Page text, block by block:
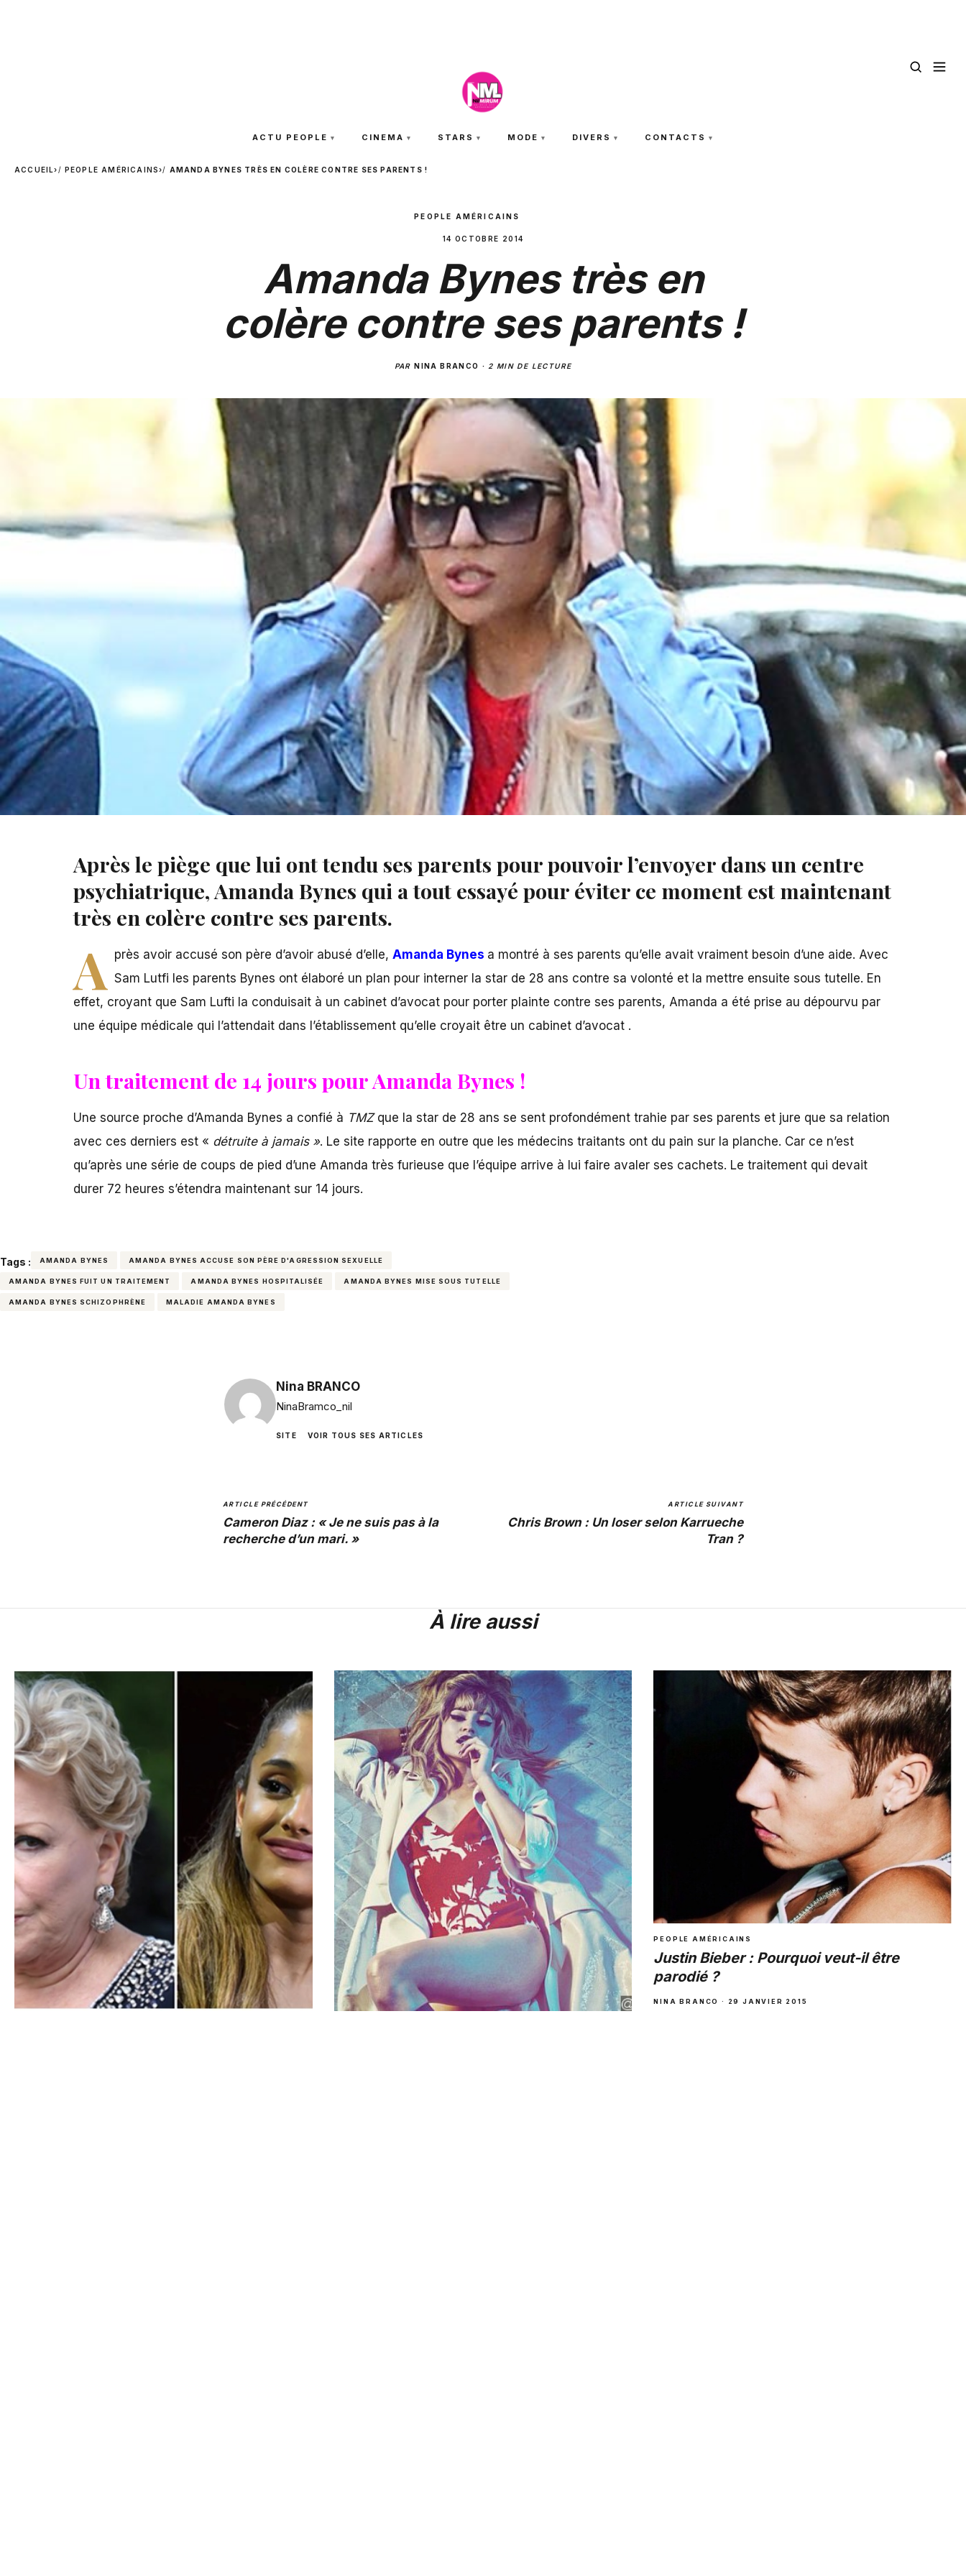
ACTU PEOPLE CINEMA STARS MODE DIVERS CONTACTS
ACCUEIL› PEOPLE AMÉRICAINS› AMANDA BYNES TRÈS EN COLÈRE CONTRE SES PARENTS !
PEOPLE AMÉRICAINS
14 OCTOBRE 2014
Amanda Bynes très en
colère contre ses parents !
PARNINA BRANCO · 2 MIN DE LECTURE
Après le piège que lui ont tendu ses parents pour pouvoir l’envoyer dans un centre
psychiatrique, Amanda Bynes qui a tout essayé pour éviter ce moment est maintenant
très en colère contre ses parents.
A près avoir accusé son père d’avoir abusé d’elle, Amanda Bynes a montré à ses parents qu’elle avait vraiment besoin d’une aide. Avec
Sam Lutfi les parents Bynes ont élaboré un plan pour interner la star de 28 ans contre sa volonté et la mettre ensuite sous tutelle. En
effet, croyant que Sam Lufti la conduisait à un cabinet d’avocat pour porter plainte contre ses parents, Amanda a été prise au dépourvu par
une équipe médicale qui l’attendait dans l’établissement qu’elle croyait être un cabinet d’avocat .
Un traitement de 14 jours pour Amanda Bynes !
Une source proche d’Amanda Bynes a confié à TMZque la star de 28 ans se sent profondément trahie par ses parents et jure que sa relation
avec ces derniers est « détruite à jamais ». Le site rapporte en outre que les médecins traitants ont du pain sur la planche. Car ce n’est
qu’après une série de coups de pied d’une Amanda très furieuse que l’équipe arrive à lui faire avaler ses cachets. Le traitement qui devait
durer 72 heures s’étendra maintenant sur 14 jours.
Tags : AMANDA BYNES AMANDA BYNES ACCUSE SON PÈRE D'AGRESSION SEXUELLE
AMANDA BYNES FUIT UN TRAITEMENT AMANDA BYNES HOSPITALISÉE AMANDA BYNES MISE SOUS TUTELLE
AMANDA BYNES SCHIZOPHRÈNE MALADIE AMANDA BYNES
Nina BRANCO
NinaBramco_nil
SITE VOIR TOUS SES ARTICLES
ARTICLE PRÉCÉDENT
Cameron Diaz : « Je ne suis pas à la
recherche d’un mari. »
ARTICLE SUIVANT
Chris Brown : Un loser selon Karrueche
Tran ?
À lire aussi
PEOPLE AMÉRICAINS
Justin Bieber : Pourquoi veut-il être
parodié ?
NINA BRANCO · 29 JANVIER 2015